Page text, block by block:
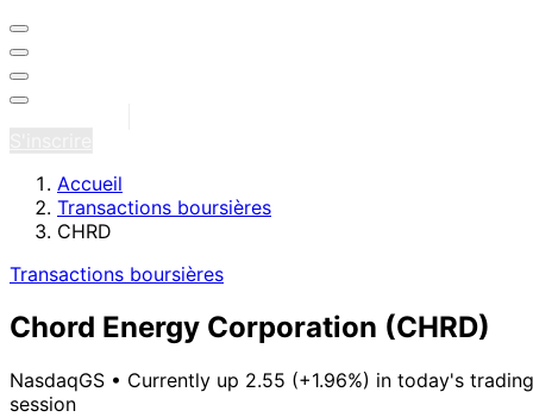
Accueil
Transactions boursières
CHRD
Transactions boursières
Chord Energy Corporation (CHRD)
NasdaqGS • Currently up 2.55 (+1.96%) in today's trading
session